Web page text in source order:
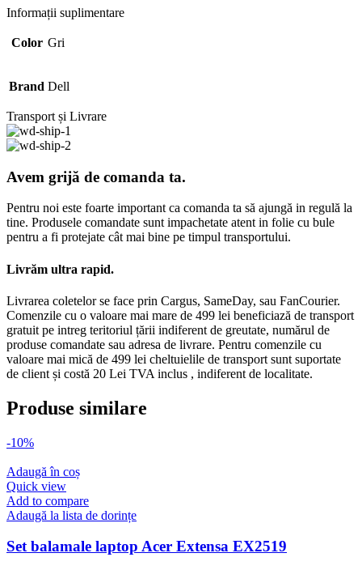
Informații suplimentare
Color Gri
Brand Dell
Transport și Livrare
Avem grijă de comanda ta.
Pentru noi este foarte important ca comanda ta să ajungă in regulă la
tine. Produsele comandate sunt impachetate atent in folie cu bule
pentru a fi protejate cât mai bine pe timpul transportului.
Livrăm ultra rapid.
Livrarea coletelor se face prin Cargus, SameDay, sau FanCourier.
Comenzile cu o valoare mai mare de 499 lei beneficiază de transport
gratuit pe intreg teritoriul țării indiferent de greutate, numărul de
produse comandate sau adresa de livrare. Pentru comenzile cu
valoare mai mică de 499 lei cheltuielile de transport sunt suportate
de client și costă 20 Lei TVA inclus , indiferent de localitate.
Produse similare
-10%
Adaugă în coș
Quick view
Add to compare
Adaugă la lista de dorințe
Set balamale laptop Acer Extensa EX2519